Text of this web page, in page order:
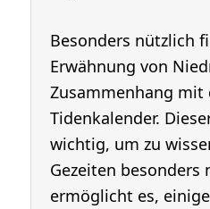
Besonders nützlich
Erwähnung von
Zusammenhang mit
Tidenkalender.
wichtig, um zu
Gezeiten besonders
ermöglicht es,